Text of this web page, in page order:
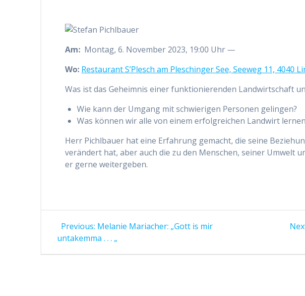
Am: Montag, 6. November 2023, 19:00 Uhr —
Wo: Restaurant S’Plesch am Pleschinger See, Seeweg 11, 4040
Was ist das Geheimnis einer funktionierenden Landwirtschaft
Wie kann der Umgang mit schwierigen Personen gelingen?
Was können wir alle von einem erfolgreichen Landwirt
Herr Pichlbauer hat eine Erfahrung gemacht, die seine
verändert hat, aber auch die zu den Menschen, seiner Umwelt
er gerne weitergeben.
Beitragsnavigation
Previous: Previous
post:
Melanie Mariacher: „Gott is mir
untakemma . . . „